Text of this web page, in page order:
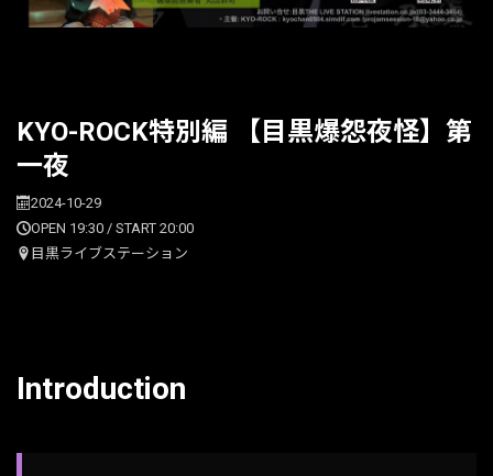
KYO-ROCK特別編 【目黒爆怨夜怪】第
一夜
2024-10-29
OPEN 19:30 / START 20:00
目黒ライブステーション
Introduction